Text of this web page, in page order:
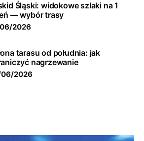
Śląski: widokowe szlaki na 1
— wybór trasy
2026
tarasu od południa: jak
nagrzewanie
2026